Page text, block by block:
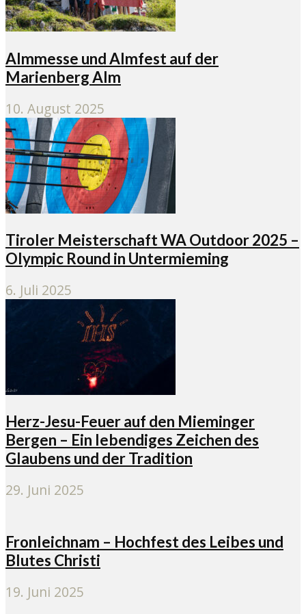
Almmesse und Almfest auf der
Marienberg Alm
10. August 2025
Tiroler Meisterschaft WA Outdoor 2025 –
Olympic Round in Untermieming
6. Juli 2025
Herz-Jesu-Feuer auf den Mieminger
Bergen – Ein lebendiges Zeichen des
Glaubens und der Tradition
29. Juni 2025
Fronleichnam – Hochfest des Leibes und
Blutes Christi
19. Juni 2025